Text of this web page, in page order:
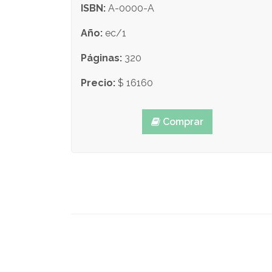
ISBN: A-0000-A
Año: ec/1
Páginas: 320
Precio: $ 16160
Comprar